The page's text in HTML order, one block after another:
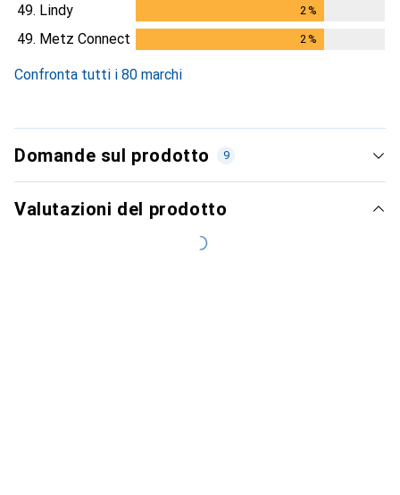
49. Lindy 2 %
49. Metz Connect 2 %
Confronta tutti i 80 marchi
Domande sul prodotto 9
Valutazioni del prodotto